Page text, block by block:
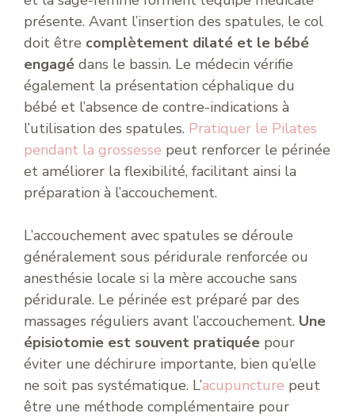
présente. Avant l’insertion des spatules, le col
doit être complètement dilaté et le bébé
engagé dans le bassin. Le médecin vérifie
également la présentation céphalique du
bébé et l’absence de contre-indications à
l’utilisation des spatules. Pratiquer le Pilates
pendant la grossesse peut renforcer le périnée
et améliorer la flexibilité, facilitant ainsi la
préparation à l’accouchement.
L’accouchement avec spatules se déroule
généralement sous péridurale renforcée ou
anesthésie locale si la mère accouche sans
péridurale. Le périnée est préparé par des
massages réguliers avant l’accouchement. Une
épisiotomie est souvent pratiquée pour
éviter une déchirure importante, bien qu’elle
ne soit pas systématique. L’acupuncture peut
être une méthode complémentaire pour